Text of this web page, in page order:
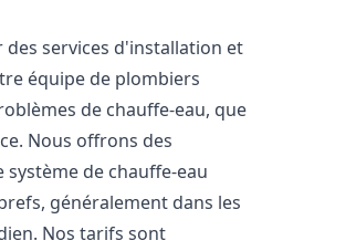
services d'installation et
équipe de plombiers
de chauffe-eau, que
Nous offrons des
de chauffe-eau
généralement dans les
Nos tarifs sont